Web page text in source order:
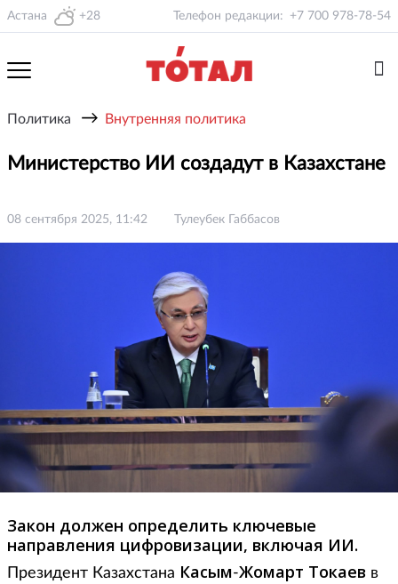
Астана +28 Телефон редакции: +7 700 978-78-54
Политика → Внутренняя политика
Министерство ИИ создадут в Казахстане
08 сентября 2025, 11:42 Тулеубек Габбасов
Закон должен определить ключевые
направления цифровизации, включая ИИ.
Президент Казахстана Касым-Жомарт Токаев в